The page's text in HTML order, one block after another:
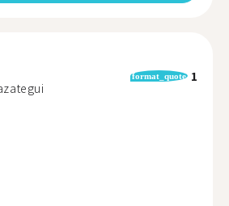
format_quote 1